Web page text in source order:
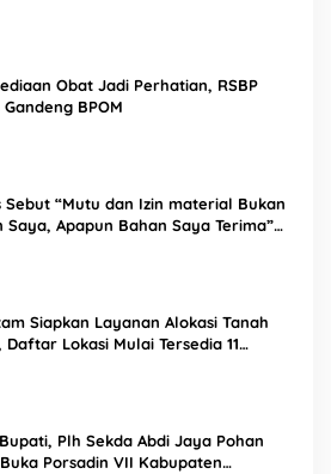
Obat Jadi Perhatian, RSBP
BPOM
Sebut “Mutu dan Izin material Bukan
Saya, Apapun Bahan Saya Terima”
Siapkan Layanan Alokasi Tanah
Daftar Lokasi Mulai Tersedia 11
Plh Sekda Abdi Jaya Pohan
Porsadin VII Kabupaten